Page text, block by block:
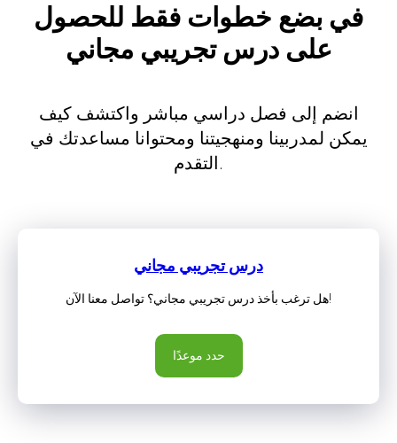
في بضع خطوات فقط للحصول
على درس تجريبي مجاني
انضم إلى فصل دراسي مباشر واكتشف كيف
يمكن لمدربينا ومنهجيتنا ومحتوانا مساعدتك في
التقدم.
درس تجريبي مجاني
هل ترغب بأخذ درس تجريبي مجاني؟ تواصل معنا الآن!
حدد موعدًا